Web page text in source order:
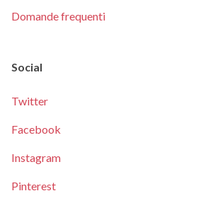
Domande frequenti
Social
Twitter
Facebook
Instagram
Pinterest